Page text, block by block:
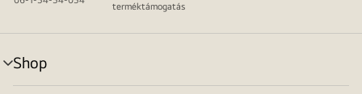
terméktámogatás
Shop
menu
toggle